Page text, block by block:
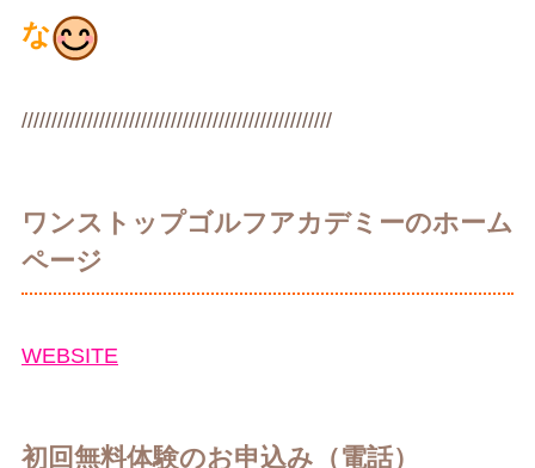
な
////////////////////////////////////////////////////
ワンストップゴルフアカデミーのホーム
ページ
WEBSITE
初回無料体験のお申込み（電話）